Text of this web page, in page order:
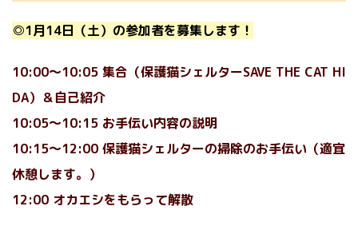
◎1月14日（土）の参加者を募集します！
10:00〜10:05 集合（保護猫シェルターSAVE THE CAT HI
DA）＆自己紹介
10:05〜10:15 お手伝い内容の説明
10:15〜12:00 保護猫シェルターの掃除のお手伝い（適宜
休憩します。）
12:00 オカエシをもらって解散